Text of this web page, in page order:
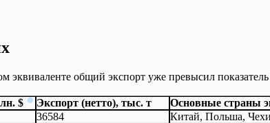
эквиваленте общий экспорт уже превысил
$ Экспорт (нетто), тыс. т
Основные страны
36584
Китай, Польша,